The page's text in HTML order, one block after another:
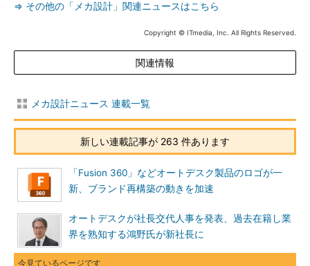
⇒ その他の「メカ設計」関連ニュースはこちら
Copyright © ITmedia, Inc. All Rights Reserved.
関連情報
メカ設計ニュース 連載一覧
新しい連載記事が 263 件あります
「Fusion 360」などオートデスク製品のロゴが一
新、ブランド再構築の動きを加速
オートデスクが社長交代人事を発表、過去在籍し業
界を熟知する鴻野氏が新社長に